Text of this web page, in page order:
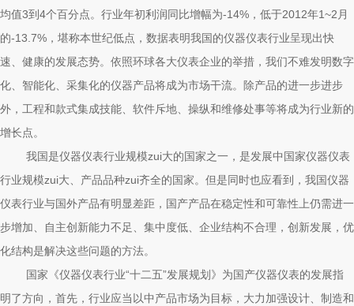
均值3到4个百分点。行业年初利润同比增幅为-14%，低于2012年1~2月
的-13.7%，堪称本世纪低点，数据表明我国的仪器仪表行业呈现出快
速、健康的发展态势。依照环球各大仪表企业的举措，我们不难发明数字
化、智能化、采集化的仪器产品将成为市场干流。除产品的进一步进步
外，工程和款式集成技能、软件斥地、操纵和维修处事等将成为行业新的
增长点。
我国是仪器仪表行业规模zui大的国家之一，是发展中国家仪器仪表
行业规模zui大、产品品种zui齐全的国家。但是同时也应看到，我国仪器
仪表行业与国外产品有明显差距，国产产品在稳定性和可靠性上仍需进一
步增加、自主创新能力不足、集中度低、企业结构不合理，创新发展，优
化结构是解决这些问题的方法。
国家《仪器仪表行业“十二五”发展规划》为国产仪器仪表的发展指
明了方向，首先，行业应当以中产品市场为目标，大力加强设计、制造和